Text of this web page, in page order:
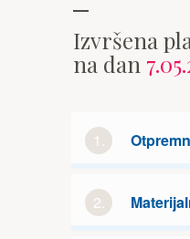
Izvršena
na dan
1.
2.